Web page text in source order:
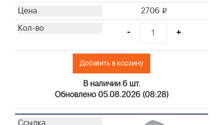
2706 i
- +
Добавить в корзину
В наличии 6 шт.
Обновлено 05.08.2026 (08:28)